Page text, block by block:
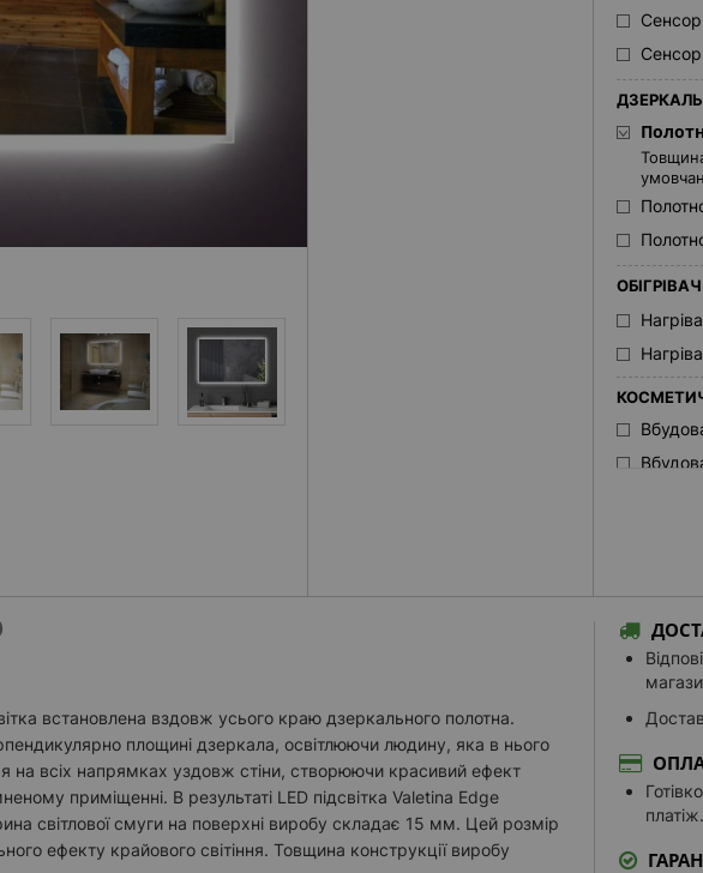
встановлена вздовж усього краю дзеркального полотна.
площині дзеркала, освітлюючи людину, яка в нього
на всіх напрямках уздовж стіни, створюючи красивий ефект
приміщенні. В результаті LED підсвітка Valetina Edge
світлової смуги на поверхні виробу складає 15 мм. Цей розмір
ефекту крайового світіння. Товщина конструкції виробу
платіж.